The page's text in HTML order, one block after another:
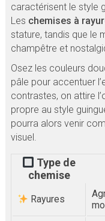
caractérisent le style
Les chemises à
stature, tandis que le
champêtre et
Osez les couleurs
pâle pour accentuer
contrastes, on attire
propre au style
pourra alors venir
visuel.
Type de
chemise
Rayures